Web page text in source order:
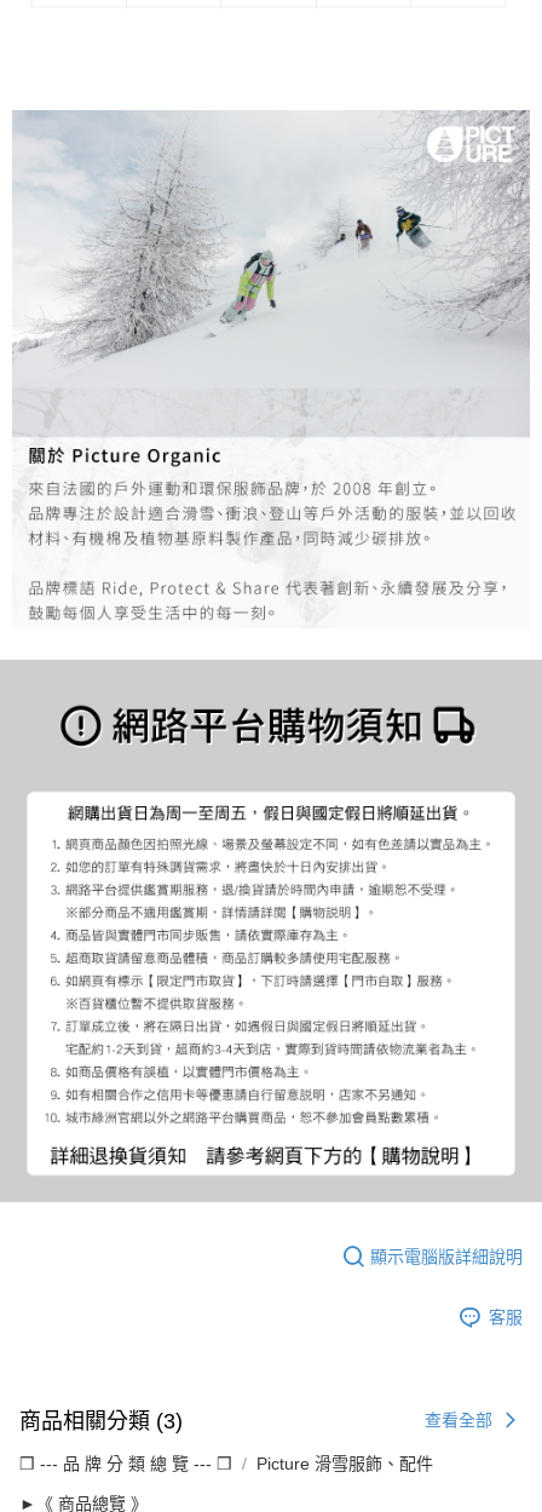
顯示電腦版詳細說明
客服
商品相關分類 (3) 查看全部
❒ --- 品 牌 分 類 總 覽 --- ❒ Picture 滑雪服飾、配件
►《 商品總覽 》